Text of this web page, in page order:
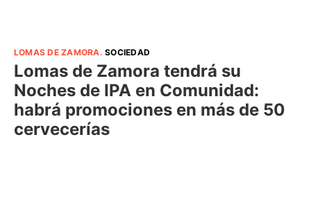
LOMAS DE ZAMORA.SOCIEDAD
Lomas de Zamora tendrá su
Noches de IPA en Comunidad:
habrá promociones en más de 50
cervecerías